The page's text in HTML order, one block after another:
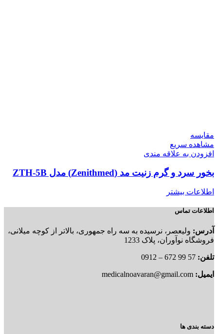
مقایسه
مشاهده سریع
افزودن به علاقه مندی
بخور سرد و گرم زنیت مد (Zenithmed) مدل ZTH-5B
اطلاعات بیشتر
اطلاعات تماس
آدرس: ولیعصر، نرسیده به سه راه جمهوری، بالاتر از کوچه میلانی،
فروشگاه نوآوران، پلاک 1233
تلفن: 57 99 672 – 0912
ایمیل:
دسته بندی ها